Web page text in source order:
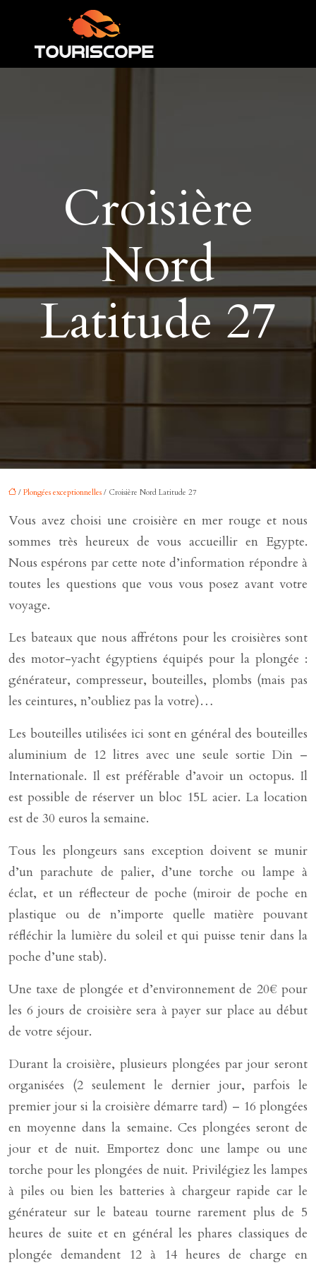
Croisière
Nord
Latitude 27
/ Plongées exceptionnelles / Croisière Nord Latitude 27
Vous avez choisi une croisière en mer rouge et nous
sommes très heureux de vous accueillir en Egypte.
Nous espérons par cette note d’information répondre à
toutes les questions que vous vous posez avant votre
voyage.
Les bateaux que nous affrétons pour les croisières sont
des motor-yacht égyptiens équipés pour la plongée :
générateur, compresseur, bouteilles, plombs (mais pas
les ceintures, n’oubliez pas la votre)…
Les bouteilles utilisées ici sont en général des bouteilles
aluminium de 12 litres avec une seule sortie Din –
Internationale. Il est préférable d’avoir un octopus. Il
est possible de réserver un bloc 15L acier. La location
est de 30 euros la semaine.
Tous les plongeurs sans exception doivent se munir
d’un parachute de palier, d’une torche ou lampe à
éclat, et un réflecteur de poche (miroir de poche en
plastique ou de n’importe quelle matière pouvant
réfléchir la lumière du soleil et qui puisse tenir dans la
poche d’une stab).
Une taxe de plongée et d’environnement de 20€ pour
les 6 jours de croisière sera à payer sur place au début
de votre séjour.
Durant la croisière, plusieurs plongées par jour seront
organisées (2 seulement le dernier jour, parfois le
premier jour si la croisière démarre tard) – 16 plongées
en moyenne dans la semaine. Ces plongées seront de
jour et de nuit. Emportez donc une lampe ou une
torche pour les plongées de nuit. Privilégiez les lampes
à piles ou bien les batteries à chargeur rapide car le
générateur sur le bateau tourne rarement plus de 5
heures de suite et en général les phares classiques de
plongée demandent 12 à 14 heures de charge en